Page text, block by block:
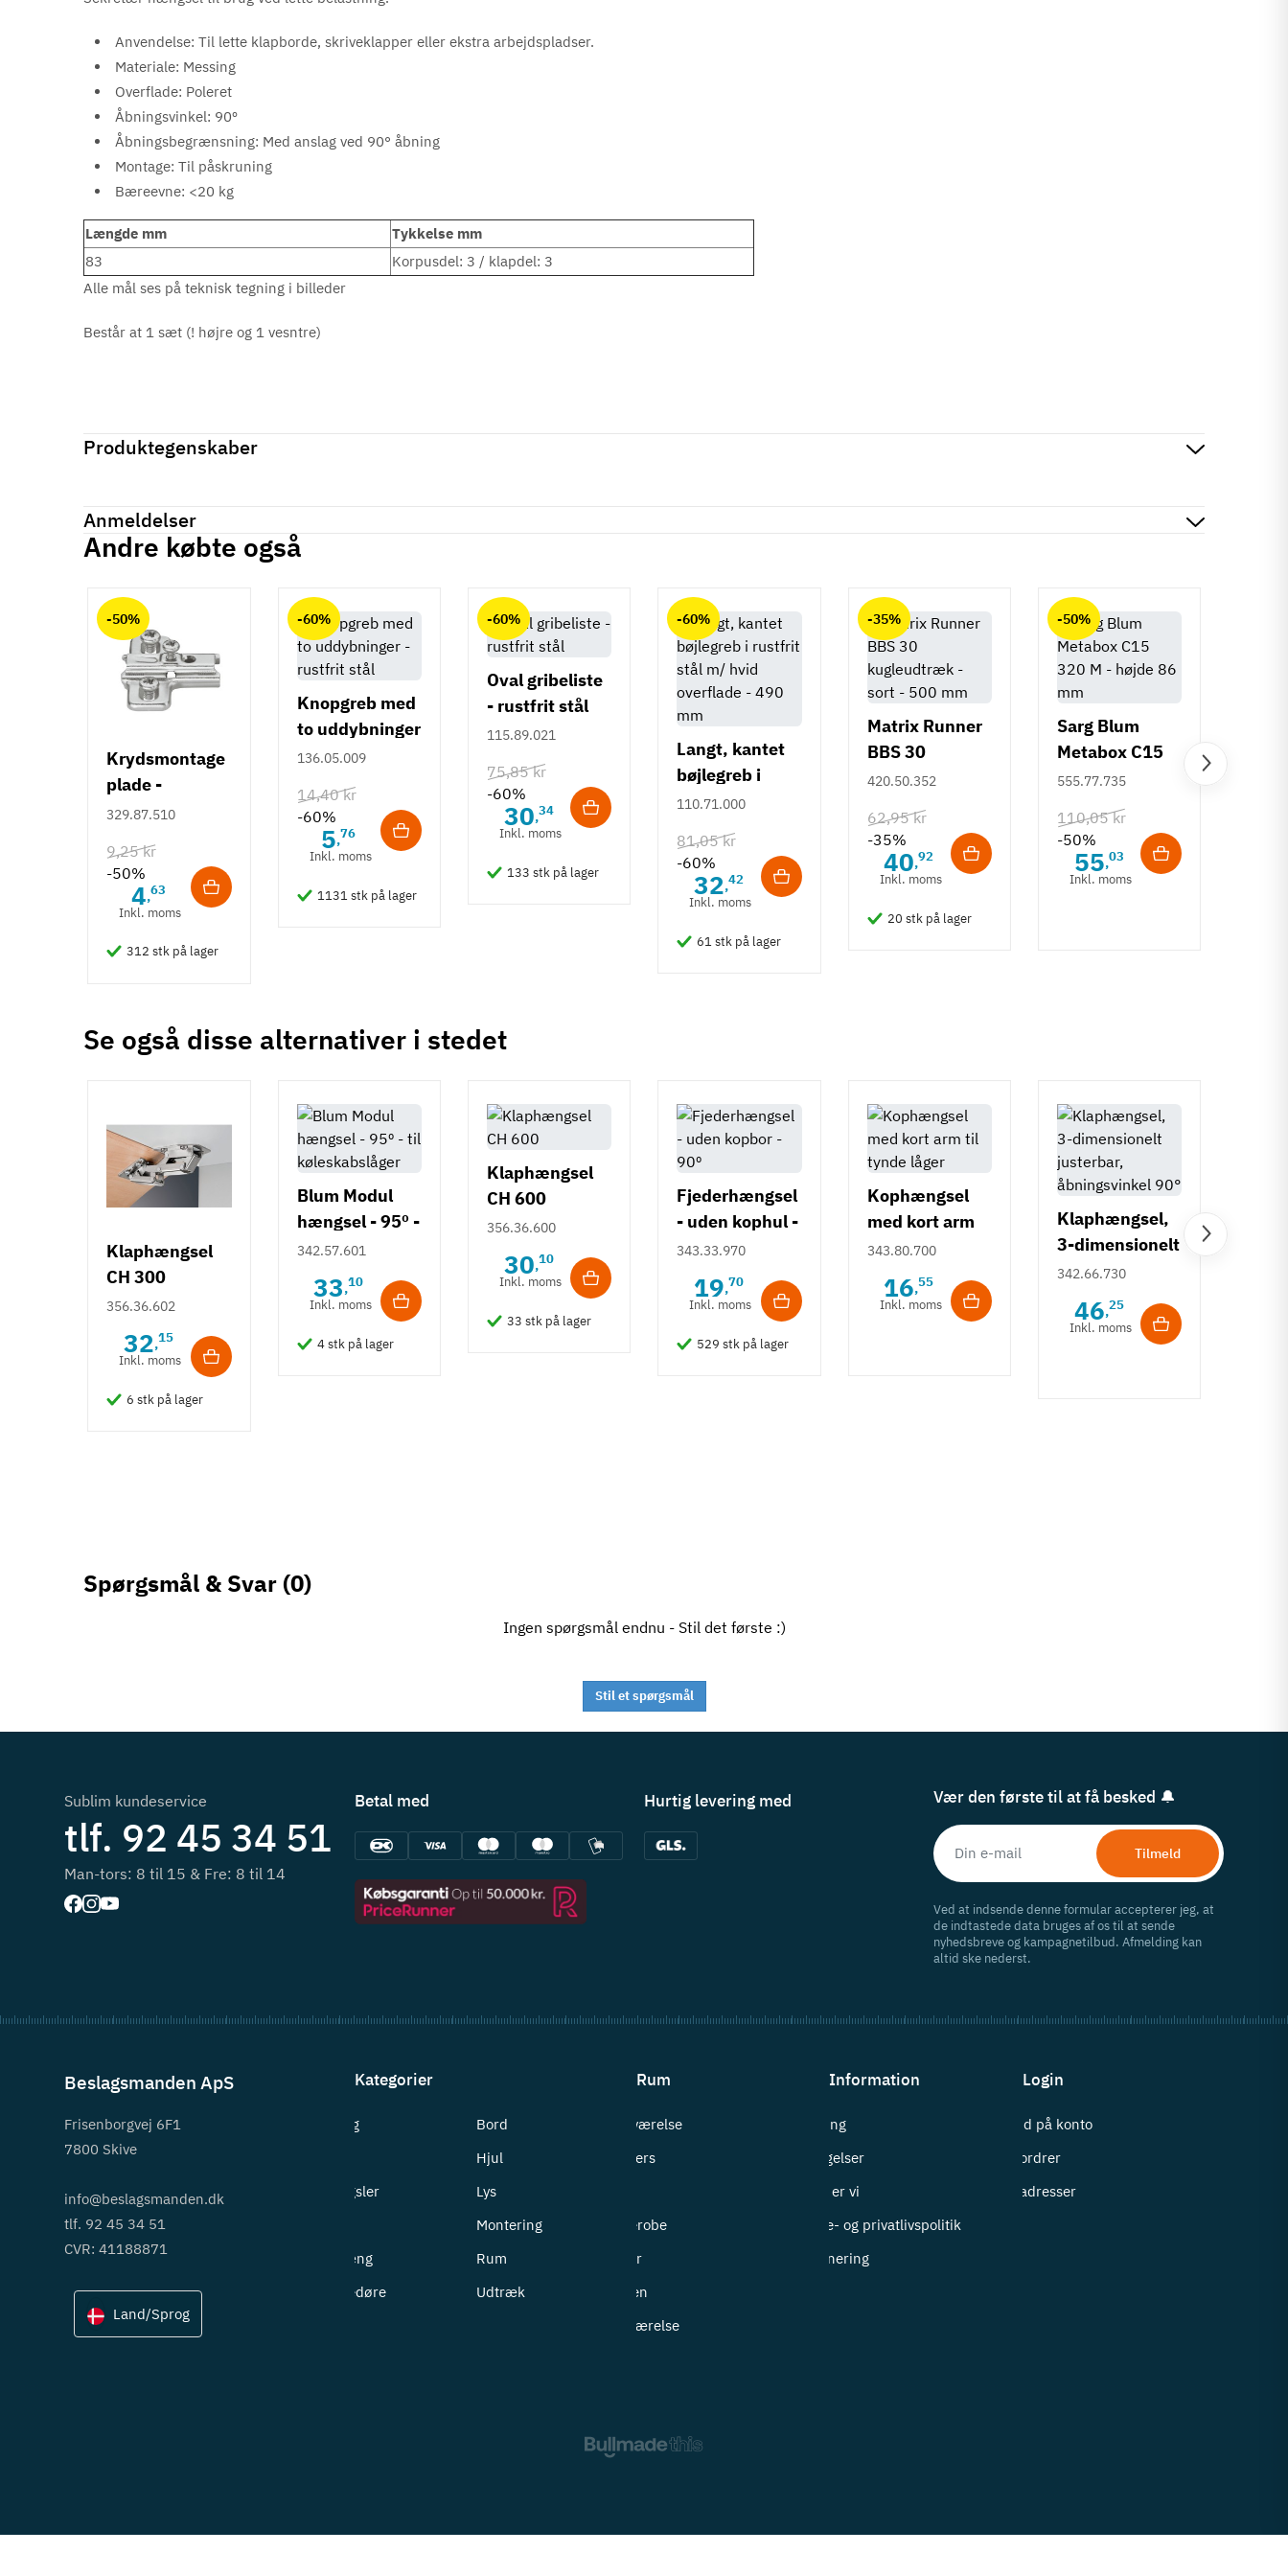
Anvendelse: Til lette klapborde, skriveklapper eller ekstra arbejdspladser.
Materiale: Messing
Overflade: Poleret
Åbningsvinkel: 90º
Åbningsbegrænsning: Med anslag ved 90° åbning
Montage: Til påskruning
Bæreevne: <20 kg
Længde mm
Tykkelse mm
83
Korpusdel: 3 / klapdel: 3
Alle mål ses på teknisk tegning i billeder
Består at 1 sæt (! højre og 1 vesntre)
Produktegenskaber
Tilstand Ny
Anmeldelser
Andre købte også
-50%
Krydsmontage
plade -
Duomatic SL -
329.87.510
9,25 kr
-50%
4,63
Inkl. moms
312 stk på lager
-60%
Knopgreb med
to uddybninger
- rustfrit stål
136.05.009
14,40 kr
-60%
5,76
Inkl. moms
1131 stk på lager
-60%
Oval gribeliste
- rustfrit stål
115.89.021
75,85 kr
-60%
30,34
Inkl. moms
133 stk på lager
-60%
Langt, kantet
bøjlegreb i
rustfrit stål m/
- 490 mm
110.71.000
81,05 kr
-60%
32,42
Inkl. moms
61 stk på lager
-35%
Matrix Runner
BBS 30
kugleudtræk -
420.50.352
62,95 kr
-35%
40,92
Inkl. moms
20 stk på lager
-50%
Sarg Blum
Metabox C15
320 M - højde
555.77.735
110,05 kr
-50%
55,03
Inkl. moms
Se også disse alternativer i stedet
Klaphængsel
CH 300
356.36.602
32,15
Inkl. moms
6 stk på lager
Blum Modul
hængsel - 95º -
til
køleskabslåger
342.57.601
33,10
Inkl. moms
4 stk på lager
Klaphængsel
CH 600
356.36.600
30,10
Inkl. moms
33 stk på lager
Fjederhængsel
- uden kophul -
90º
343.33.970
19,70
Inkl. moms
529 stk på lager
Kophængsel
med kort arm
til tynde låger
343.80.700
16,55
Inkl. moms
Klaphængsel,
3-dimensionelt
justerbar,
åbningsvinkel
90°
342.66.730
46,25
Inkl. moms
Spørgsmål & Svar(0)
Ingen spørgsmål endnu - Stil det første :)
Stil et spørgsmål
Sublim kundeservice
tlf. 92 45 34 51
Man-tors: 8 til 15 & Fre: 8 til 14
Betal med Hurtig levering med Vær den første til at få besked 🔔
Tilmeld
Ved at indsende denne formular accepterer jeg, at
de indtastede data bruges af os til at sende
nyhedsbreve og kampagnetilbud. Afmelding kan
altid ske nederst.
Beslagsmanden ApS
Frisenborgvej 6F1
7800 Skive
info@beslagsmanden.dk
tlf. 92 45 34 51
CVR: 41188871
Land/Sprog
Kategorier
Beslag
Bord
Hjul
Hængsler
Lys
Montering
Ophæng
Rum
Skydedøre
Udtræk
Rum
Badeværelse
Bryggers
Garderobe
Kontor
Køkken
Soveværelse
Information
Levering
Betingelser
Hvem er vi
Cookie- og privatlivspolitik
Returnering
Login
Log ind på konto
Mine ordrer
Mine adresser